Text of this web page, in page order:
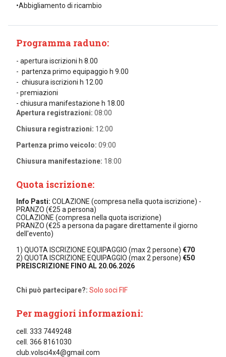
•Abbigliamento di ricambio
Programma raduno:
- apertura iscrizioni h 8.00
- partenza primo equipaggio h 9.00
- chiusura iscrizioni h 12.00
- premiazioni
- chiusura manifestazione h 18.00
Apertura registrazioni: 08:00
Chiusura registrazioni: 12:00
Partenza primo veicolo: 09:00
Chiusura manifestazione: 18:00
Quota iscrizione:
Info Pasti: COLAZIONE (compresa nella quota iscrizione) -
PRANZO (€25 a persona)
COLAZIONE (compresa nella quota iscrizione)
PRANZO (€25 a persona da pagare direttamente il giorno
dell'evento)
1) QUOTA ISCRIZIONE EQUIPAGGIO (max 2 persone) €70
2) QUOTA ISCRIZIONE EQUIPAGGIO (max 2 persone) €50
PREISCRIZIONE FINO AL 20.06.2026
Chi può partecipare?: Solo soci FIF
Per maggiori informazioni:
cell. 333 7449248
cell. 366 8161030
club.volsci4x4@gmail.com